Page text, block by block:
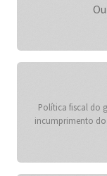
Política fiscal do
incumprimento